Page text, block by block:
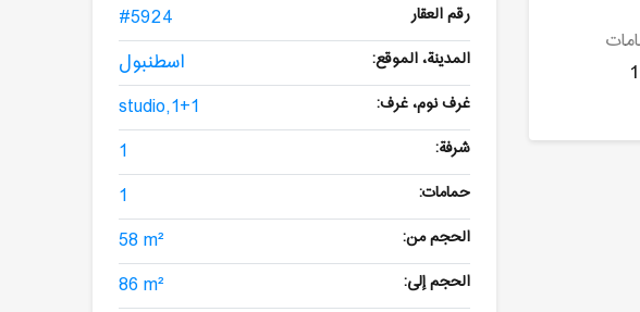
رقم العقار #5924
المدينة، الموقع: اسطنبول
غرف نوم، غرف: studio,1+1
شرفة: 1
حمامات: 1
الحجم من: 58 m²
الحجم إلى: 86 m²
1